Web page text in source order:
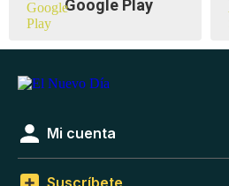
Google Play
Mi cuenta